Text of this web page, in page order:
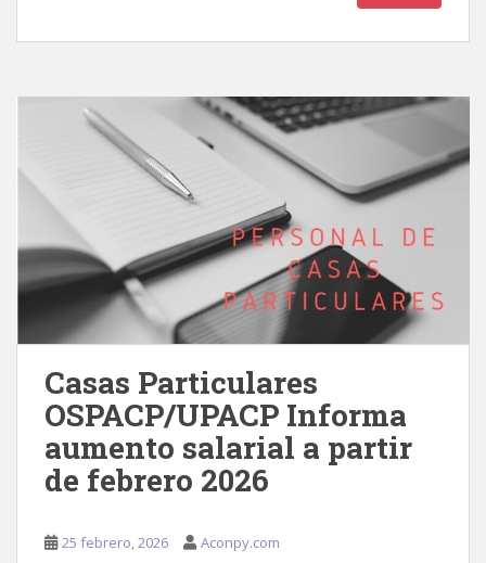
Casas Particulares
OSPACP/UPACP Informa
aumento salarial a partir
de febrero 2026
25 febrero, 2026 Aconpy.com